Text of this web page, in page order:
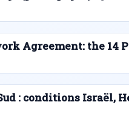
Agreement: the 14
: conditions Israël,